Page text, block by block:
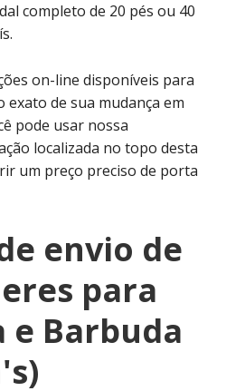
completo de 20 pés ou 40
on-line disponíveis para
de sua mudança em
pode usar nossa
localizada no topo desta
um preço preciso de porta
envio de
para
Barbuda